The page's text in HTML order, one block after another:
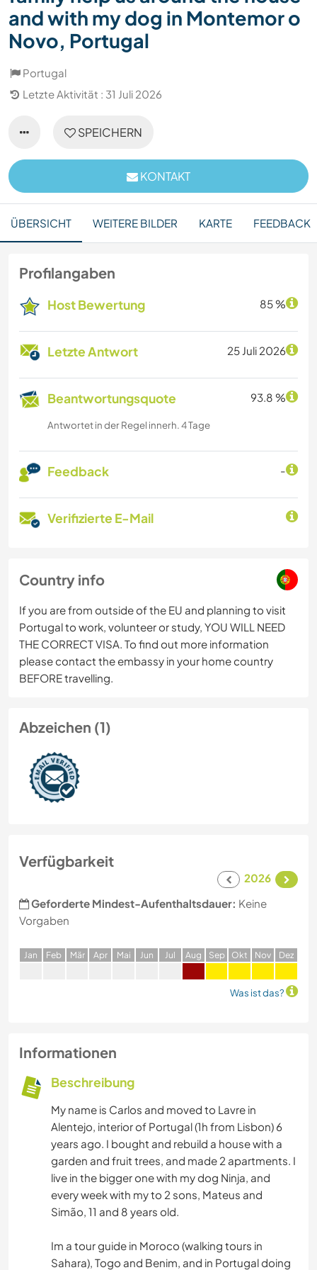
and with my dog in Montemor o
Novo, Portugal
Portugal
Letzte Aktivität : 31 Juli 2026
SPEICHERN
KONTAKT
ÜBERSICHT WEITERE BILDER KARTE FEEDBACK
Profilangaben
Host Bewertung 85 %
Letzte Antwort 25 Juli 2026
Beantwortungsquote 93.8 %
Antwortet in der Regel innerh. 4 Tage
Feedback -
Verifizierte E-Mail
Country info
If you are from outside of the EU and planning to visit
Portugal to work, volunteer or study, YOU WILL NEED
THE CORRECT VISA. To find out more information
please contact the embassy in your home country
BEFORE travelling.
Abzeichen (1)
Verfügbarkeit
2026
Geforderte Mindest-Aufenthaltsdauer: Keine
Vorgaben
Jan Feb Mär Apr Mai Jun Jul Aug Sep Okt Nov Dez
Was ist das?
Informationen
Beschreibung
My name is Carlos and moved to Lavre in
Alentejo, interior of Portugal (1h from Lisbon) 6
years ago. I bought and rebuild a house with a
garden and fruit trees, and made 2 apartments. I
live in the bigger one with my dog Ninja, and
every week with my to 2 sons, Mateus and
Simão, 11 and 8 years old.
Im a tour guide in Moroco (walking tours in
Sahara), Togo and Benim, and in Portugal doing